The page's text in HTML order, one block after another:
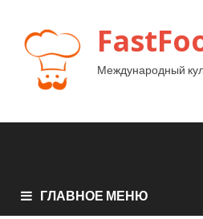
Международный
ГЛАВНОЕ МЕНЮ